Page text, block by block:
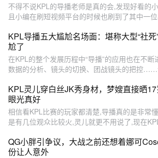
不得不说KPL的导播老师是真的会,发现好看的
且小编在刷短视频平台的时候也刷到了其中一
KPL导播五大尴尬名场面：堪称大型“社
尬了
在KPL的整个发展历程中“导播”的应用也在不断
数据的分析、镜头的切换、团战镜头的把控
KPL灵儿穿白丝JK秀身材，梦嫂直接晒
眼光真好
相信看KPL比赛的玩家都清楚,导播真的是非常
是有几位观众比较火,灵儿就更不用说了,现在
QG小胖引争议，大战之前还想着娜可
份让人意外